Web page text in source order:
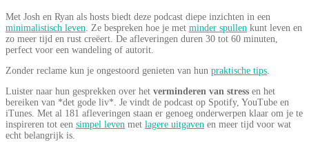
Met Josh en Ryan als hosts biedt deze podcast diepe inzichten in een
minimalistisch leven. Ze bespreken hoe je met minder spullen kunt leven en
zo meer tijd en rust creëert. De afleveringen duren 30 tot 60 minuten,
perfect voor een wandeling of autorit.
Zonder reclame kun je ongestoord genieten van hun praktische tips.
Luister naar hun gesprekken over het verminderen van stress en het
bereiken van *det gode liv*. Je vindt de podcast op Spotify, YouTube en
iTunes. Met al 181 afleveringen staan er genoeg onderwerpen klaar om je te
inspireren tot een simpel leven met lagere uitgaven en meer tijd voor wat
echt belangrijk is.